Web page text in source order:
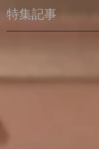
特集記事